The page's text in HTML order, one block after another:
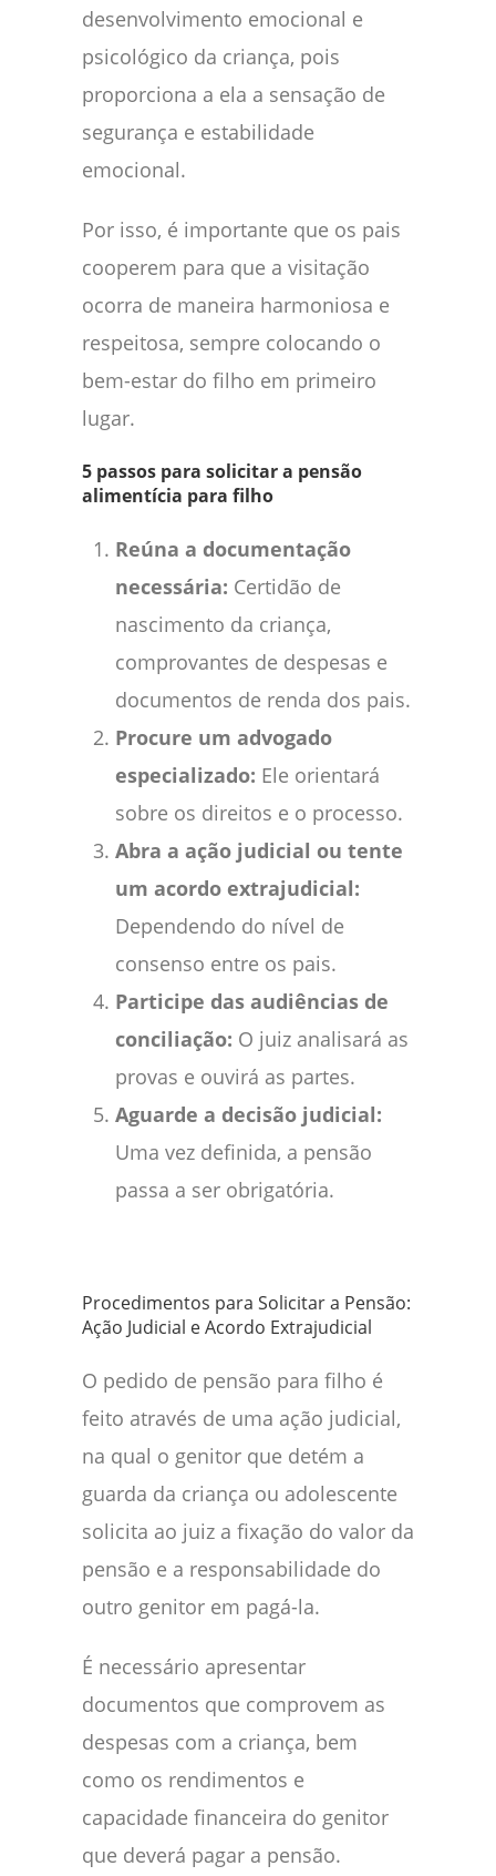
desenvolvimento emocional e
psicológico da criança, pois
proporciona a ela a sensação de
segurança e estabilidade
emocional.
Por isso, é importante que os pais
cooperem para que a visitação
ocorra de maneira harmoniosa e
respeitosa, sempre colocando o
bem-estar do filho em primeiro
lugar.
5 passos para solicitar a pensão
alimentícia para filho
Reúna a documentação
necessária: Certidão de
nascimento da criança,
comprovantes de despesas e
documentos de renda dos pais.
Procure um advogado
especializado: Ele orientará
sobre os direitos e o processo.
Abra a ação judicial ou tente
um acordo extrajudicial:
Dependendo do nível de
consenso entre os pais.
Participe das audiências de
conciliação: O juiz analisará as
provas e ouvirá as partes.
Aguarde a decisão judicial:
Uma vez definida, a pensão
passa a ser obrigatória.
Procedimentos para Solicitar a Pensão:
Ação Judicial e Acordo Extrajudicial
O pedido de pensão para filho é
feito através de uma ação judicial,
na qual o genitor que detém a
guarda da criança ou adolescente
solicita ao juiz a fixação do valor da
pensão e a responsabilidade do
outro genitor em pagá-la.
É necessário apresentar
documentos que comprovem as
despesas com a criança, bem
como os rendimentos e
capacidade financeira do genitor
que deverá pagar a pensão.